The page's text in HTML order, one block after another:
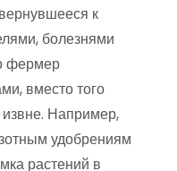
к
болезнями
фермер
вместо того
Например,
удобрениям
растений в